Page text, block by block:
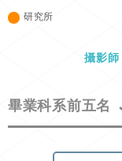
研究所
攝影師
畢業科系前五名